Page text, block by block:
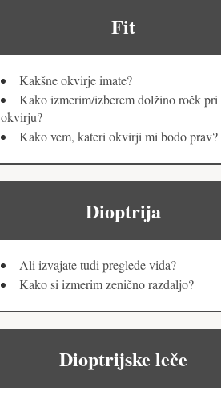
Fit
Kakšne okvirje imate?
Kako izmerim/izberem dolžino ročk pri
okvirju?
Kako vem, kateri okvirji mi bodo prav?
Dioptrija
Ali izvajate tudi preglede vida?
Kako si izmerim zenično razdaljo?
Dioptrijske leče